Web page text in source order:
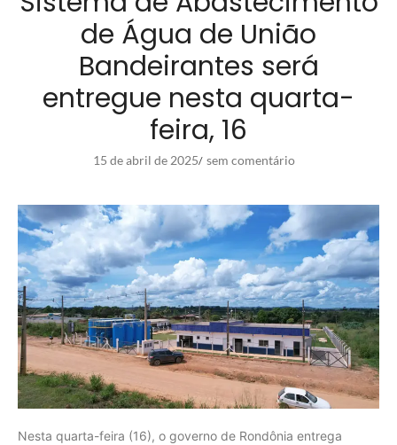
de Água de União
Bandeirantes será
entregue nesta quarta-
feira, 16
15 de abril de 2025/ sem comentário
Nesta quarta-feira (16), o governo de Rondônia entrega